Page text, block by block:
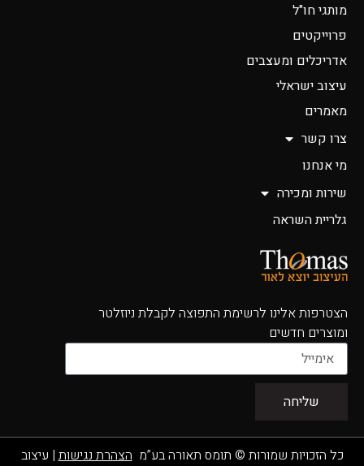
מותגי חו"ל
פרוייקטים
אדריכלים ומעצבים
עיצוב ישראלי
מאמרים
צרו קשר
מי אנחנו
שירות ומכירה
גלריית השראה
הצטרפות אלינו לרשימת התפוצה לקבלת ניוזלטר
ומוצרים חדשים
שליחה
כל הזכויות שמורות © תומס תאורה בע”מ הצהרת נגישות| עיצוב